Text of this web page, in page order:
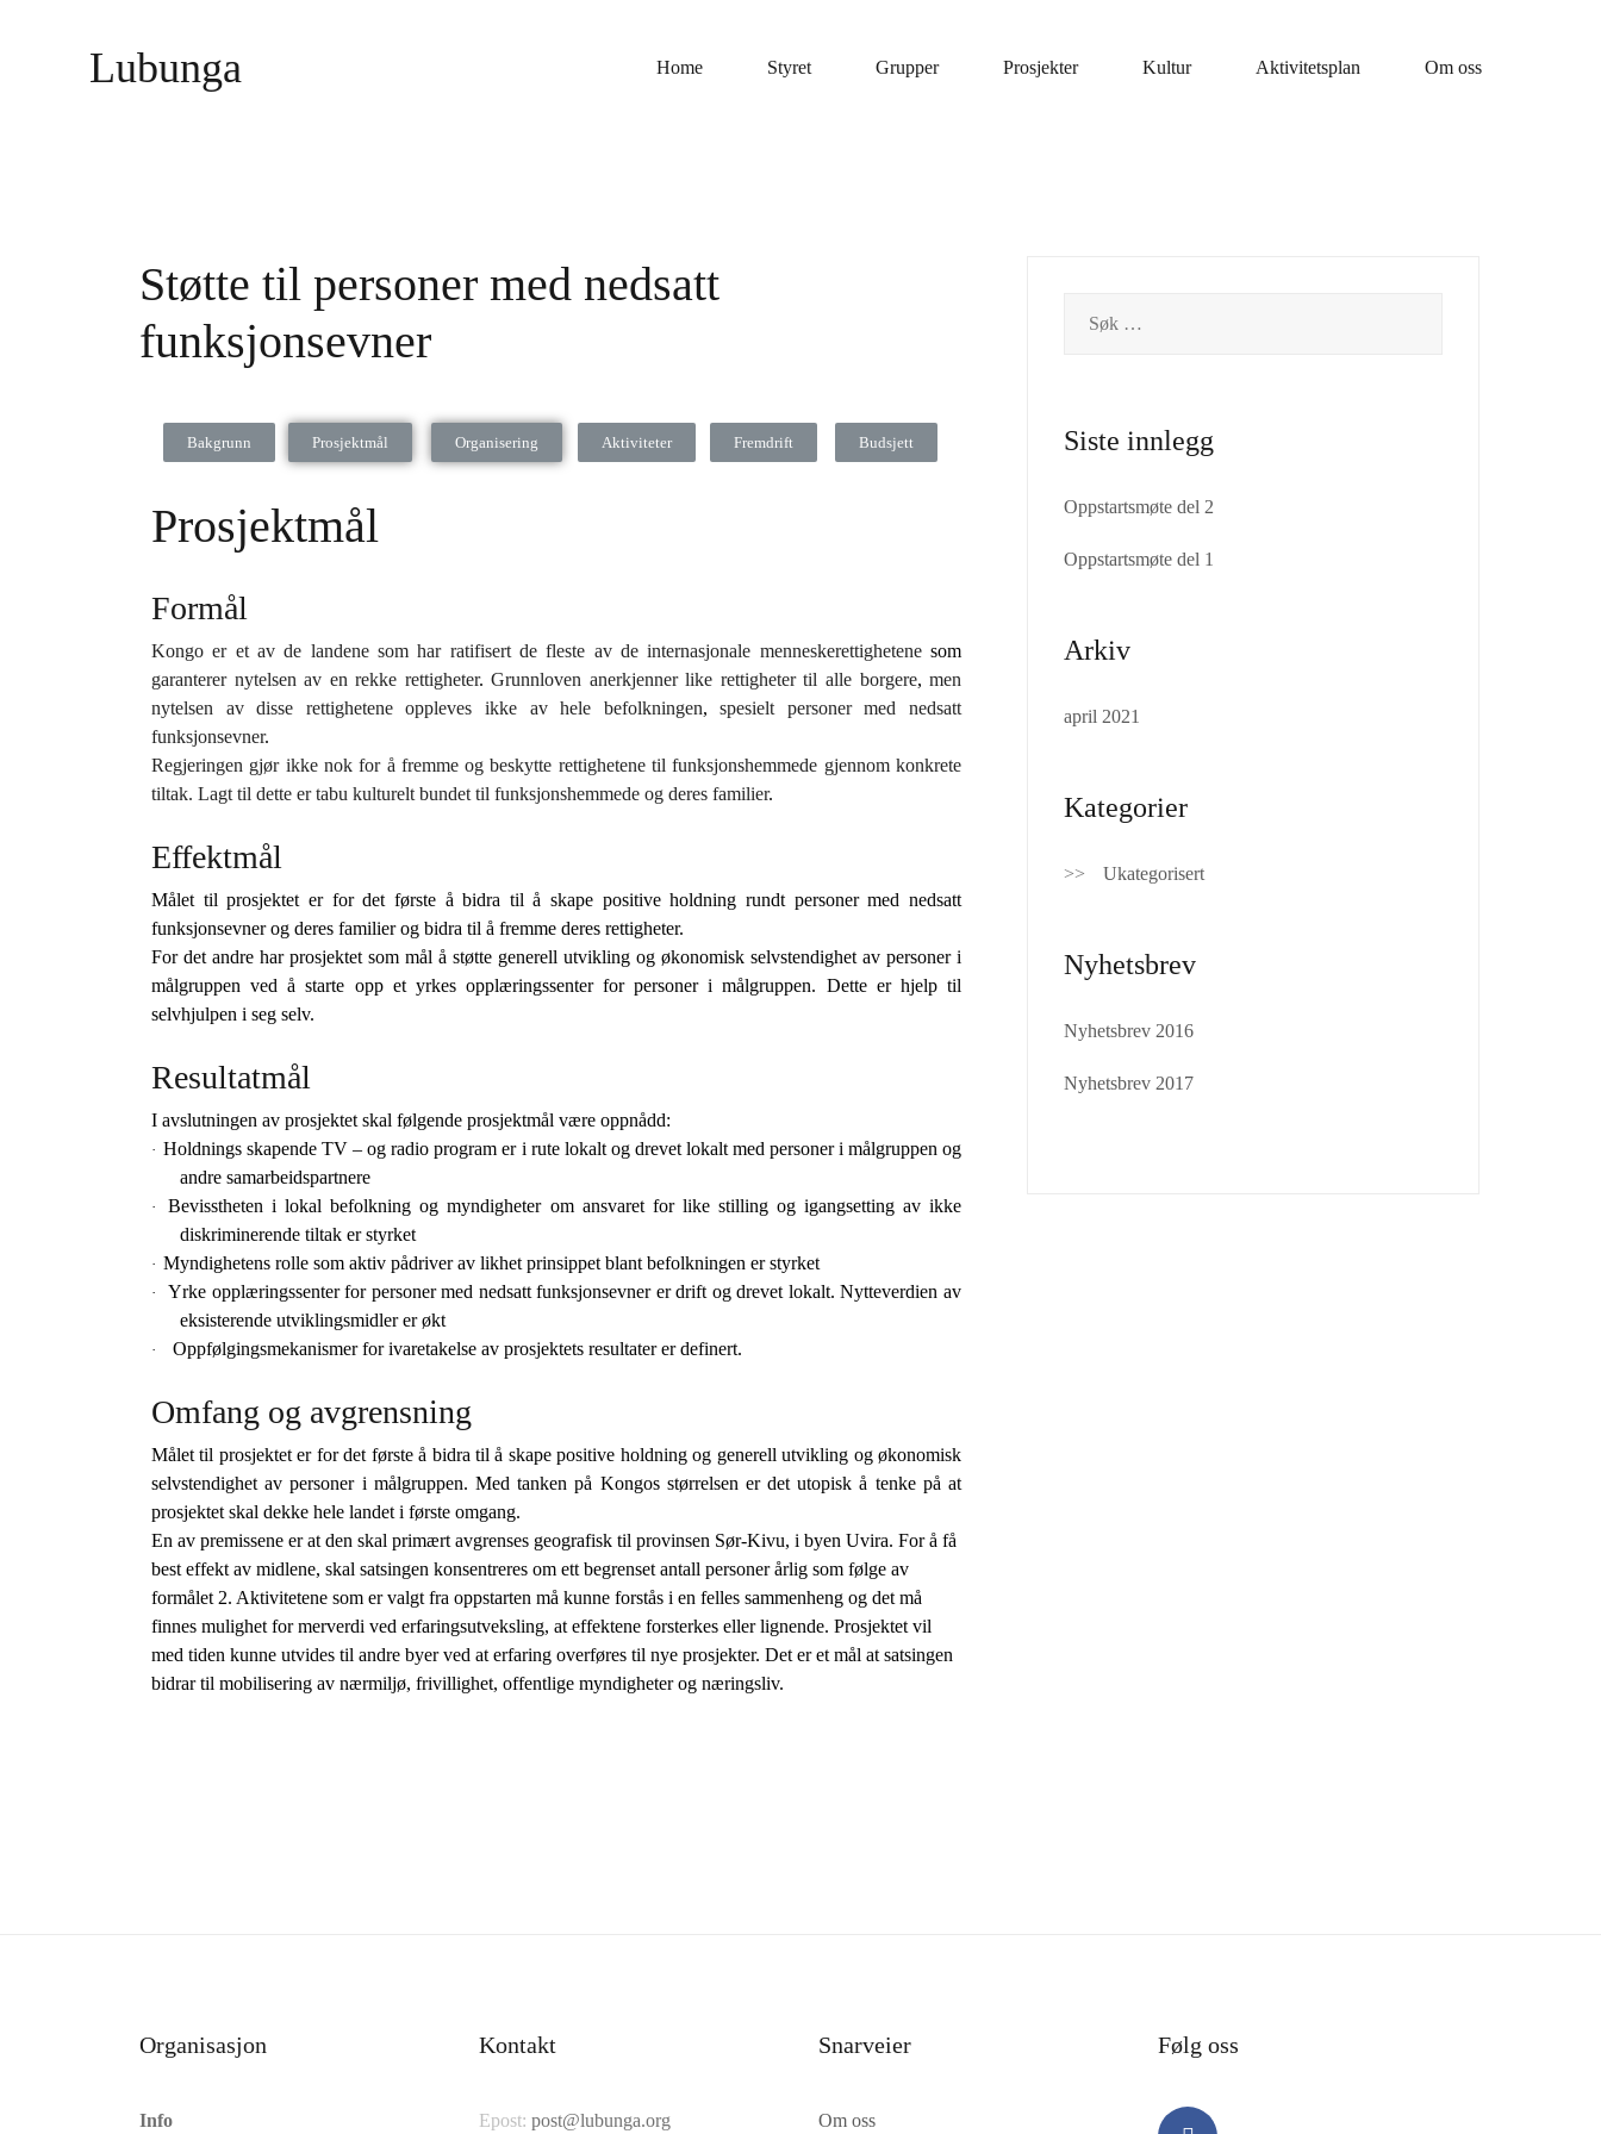
Lubunga Home Styret Grupper Prosjekter Kultur Aktivitetsplan Om oss
Støtte til personer med nedsatt
funksjonsevner
Bakgrunn Prosjektmål Organisering Aktiviteter Fremdrift Budsjett
Prosjektmål
Formål
Kongo er et av de landene som har ratifisert de fleste av de internasjonale menneskerettighetenesom
garanterer nytelsen av en rekke rettigheter.Grunnloven anerkjenner like rettigheter til alle borgere,men
nytelsen av disse rettighetene
oppleves ikke av hele befolkningen,spesielt
personer med nedsatt
funksjonsevner.
Regjeringen gjør ikke nok for å fremme og beskytte rettighetene til funksjonshemmede gjennom konkrete
tiltak. Lagt til dette er tabu kulturelt bundet til funksjonshemmede og deres familier.
Effektmål
Målet til prosjektet er for det første å bidra til å skape positive holdning rundt personer med nedsatt
funksjonsevner og deres familier og bidra til å fremme deres rettigheter.
For det andre har prosjektet som mål å støtte generell utvikling og økonomisk selvstendighet av personer i
målgruppen ved å starte opp et yrkes opplæringssenter for personer i målgruppen. Dette er hjelp til
selvhjulpen i seg selv.
Resultatmål
I avslutningen av prosjektet skal følgende prosjektmål være oppnådd:
· Holdnings skapende TV – og radio program er i rute lokalt og drevet lokalt med personer i målgruppen og
andre samarbeidspartnere
·
Bevisstheten i lokal befolkning og myndigheter om ansvaret for like stilling og igangsetting av ikke
diskriminerende tiltak er styrket
· Myndighetens rolle som aktiv pådriver av likhet prinsippet blant befolkningen er styrket
·
Yrke opplæringssenter for personer med nedsatt funksjonsevner er drift og drevet lokalt. Nytteverdien av
eksisterende utviklingsmidler er økt
· Oppfølgingsmekanismer for ivaretakelse av prosjektets resultater er definert.
Omfang og avgrensning
Målet til prosjektet er for det første å bidra til å skape positive holdning og generell utvikling og økonomisk
selvstendighet av personer i målgruppen. Med tanken på Kongos størrelsen er det utopisk å tenke på at
prosjektet skal dekke hele landet i første omgang.
En av premissene er at den skal primært avgrenses geografisk til provinsen Sør-Kivu, i byen Uvira. For å få
best effekt av midlene, skal satsingen konsentreres om ett begrenset antall personer årlig som følge av
formålet 2. Aktivitetene som er valgt fra oppstarten må kunne forstås i en felles sammenheng og det må
finnes mulighet for merverdi ved erfaringsutveksling, at effektene forsterkes eller lignende. Prosjektet vil
med tiden kunne utvides til andre byer ved at erfaring overføres til nye prosjekter. Det er et mål at satsingen
bidrar til mobilisering av nærmiljø, frivillighet, offentlige myndigheter og næringsliv.
Siste innlegg
Oppstartsmøte del 2
Oppstartsmøte del 1
Arkiv
april 2021
Kategorier
Ukategorisert
Nyhetsbrev
Nyhetsbrev 2016
Nyhetsbrev 2017
Organisasjon
Info
Kontakt
Epost: post@lubunga.org
Snarveier
Om oss
Følg oss